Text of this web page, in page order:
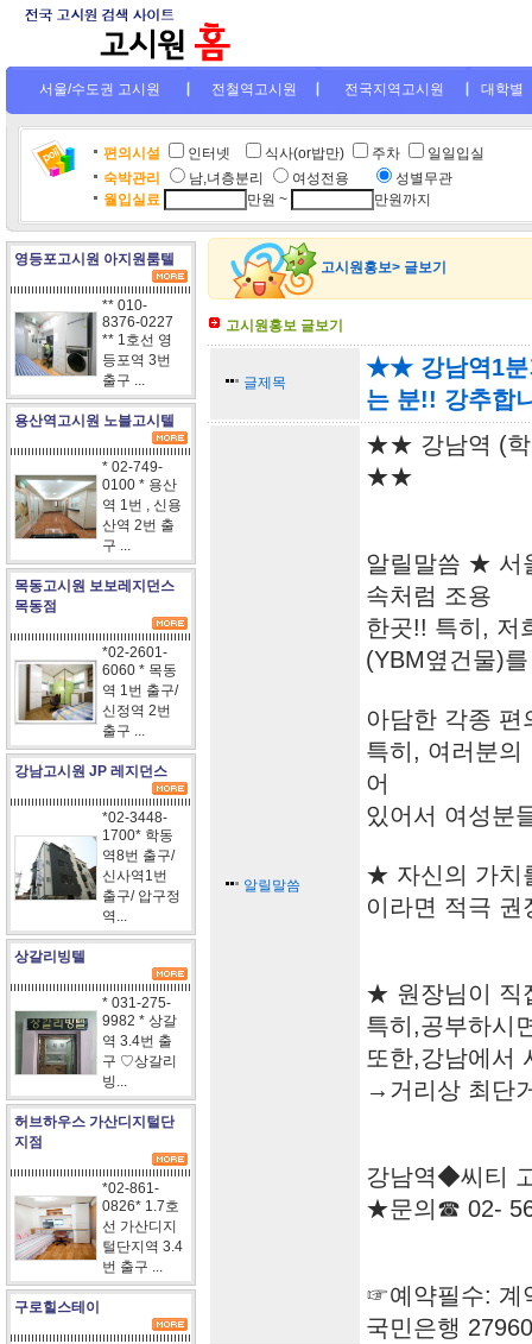
서울/수도권 고시원 전철역고시원 전국지역고시원 대학별
편의시설 인터넷 식사(or밥만) 주차
일일입실
숙박관리
남,녀층분리 여성전용
성별무관
월입실료
만원 ~ 만원까지
영등포고시원 아지원룸텔
** 010-
8376-0227
** 1호선 영
등포역 3번
출구 ...
용산역고시원 노블고시텔
* 02-749-
0100 * 용산
역 1번 , 신용
산역 2번 출
구 ...
목동고시원 보보레지던스
목동점
*02-2601-
6060 * 목동
역 1번 출구/
신정역 2번
출구 ...
강남고시원 JP 레지던스
*02-3448-
1700* 학동
역8번 출구/
신사역1번
출구/ 압구정
역...
상갈리빙텔
* 031-275-
9982 * 상갈
역 3.4번 출
구 ♡상갈리
빙...
허브하우스 가산디지털단
지점
*02-861-
0826* 1.7호
선 가산디지
털단지역 3.4
번 출구 ...
구로힐스테이
고시원홍보> 글보기
고시원홍보 글보기
글제목
★★ 강남역1분
는 분!! 강추
알릴말씀
★★ 강남역 (학
★★
알릴말씀 ★ 서
속처럼 조용
한곳!! 특히, 저
(YBM옆건물)
아담한 각종 편
특히, 여러분의
어
있어서 여성분
★ 자신의 가치
이라면 적극 권
★ 원장님이 직
특히,공부하시
또한,강남에서
→거리상 최단
강남역◆씨티
★문의☎ 02-
☞예약필수: 계
국민은행